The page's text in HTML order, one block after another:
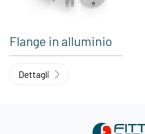
Flange in alluminio
Dettagli